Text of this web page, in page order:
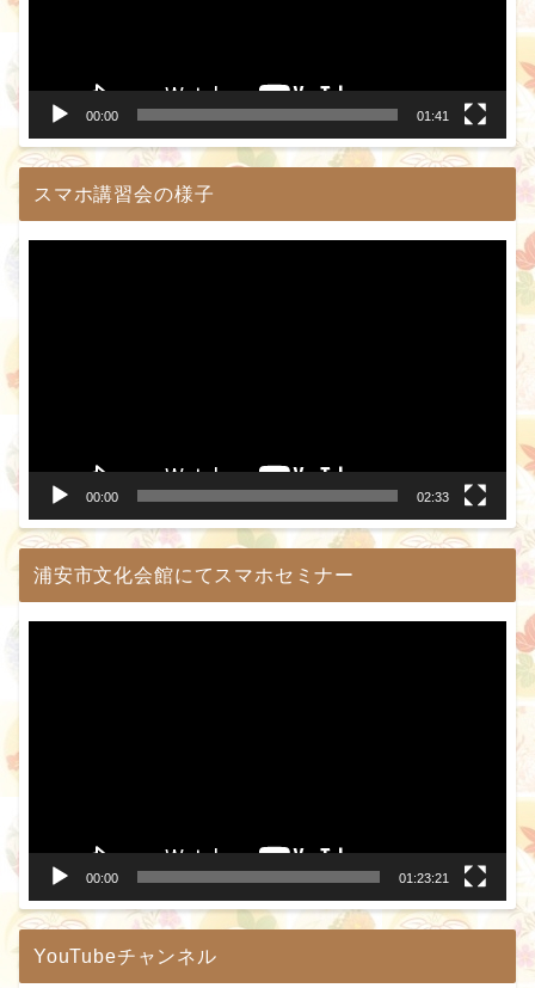
00:00 01:41
スマホ講習会の様子
00:00 02:33
浦安市文化会館にてスマホセミナー
00:00 01:23:21
YouTubeチャンネル